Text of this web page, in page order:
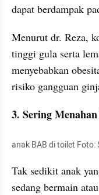
dapat berdampak
Menurut dr. Reza,
tinggi gula serta
menyebabkan
risiko gangguan
3. Sering
anak BAB di toilet
Tak sedikit anak
sedang bermain